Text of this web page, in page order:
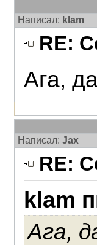
Написал: klam
RE:
Ага,
Написал: Jax
RE:
klam
Ага,